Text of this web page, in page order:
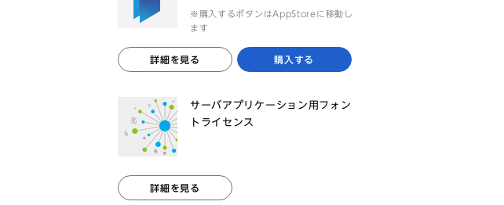
※購入するボタンはAppStoreに移動し
ます
詳細を見る 購入する
サーバアプリケーション用フォン
トライセンス
詳細を見る